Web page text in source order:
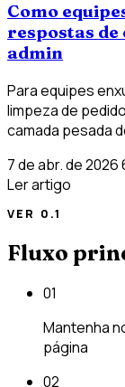
Como
respostas de
admin
Para equipes
limpeza de
camada pesada
7 de abr. de 2026
Ler artigo
VER 0.1
Fluxo
01
Mantenha
página
02